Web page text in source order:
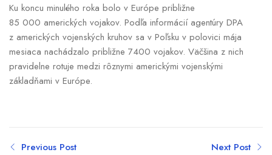
Ku koncu minulého roka bolo v Európe približne
85 000 amerických vojakov. Podľa informácií agentúry DPA
z amerických vojenských kruhov sa v Poľsku v polovici mája
mesiaca nachádzalo približne 7400 vojakov. Väčšina z nich
pravidelne rotuje medzi rôznymi americkými vojenskými
základňami v Európe.
Previous Post Next Post